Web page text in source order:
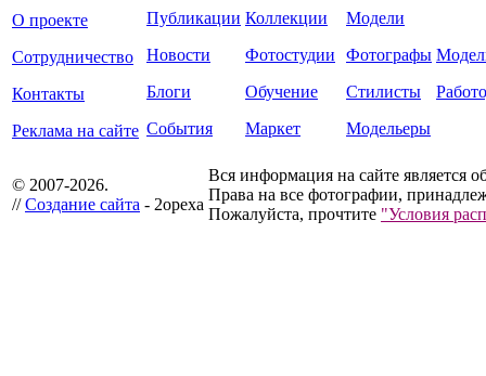
О проекте
Сотрудничество
Контакты
Реклама на сайте
Публикации
Новости
Блоги
События
Коллекции
Фотостудии
Обучение
Маркет
Модели
Фотографы
Стилисты
Модельеры
© 2007-2026.
//Создание сайта - 2opexa
Вся информация на сайте является
Права на все фотографии,
Пожалуйста, прочтите "Условия